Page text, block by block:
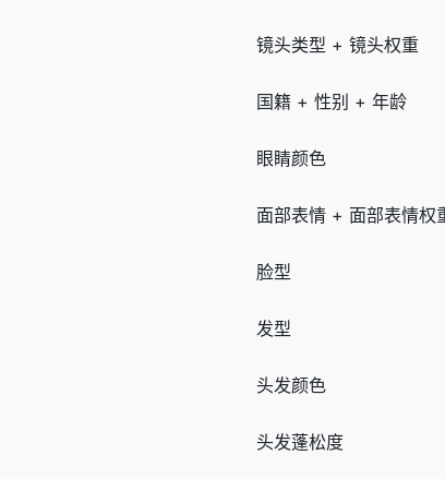
镜头类型 + 镜头权重
国籍 + 性别 + 年龄
眼睛颜色
面部表情 + 面部表情权
脸型
发型
头发颜色
头发蓬松度